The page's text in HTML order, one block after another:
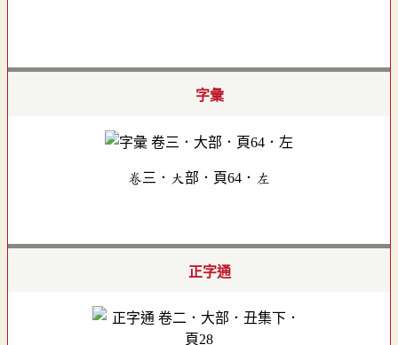
字彙
卷三．大部．頁64．左
正字通